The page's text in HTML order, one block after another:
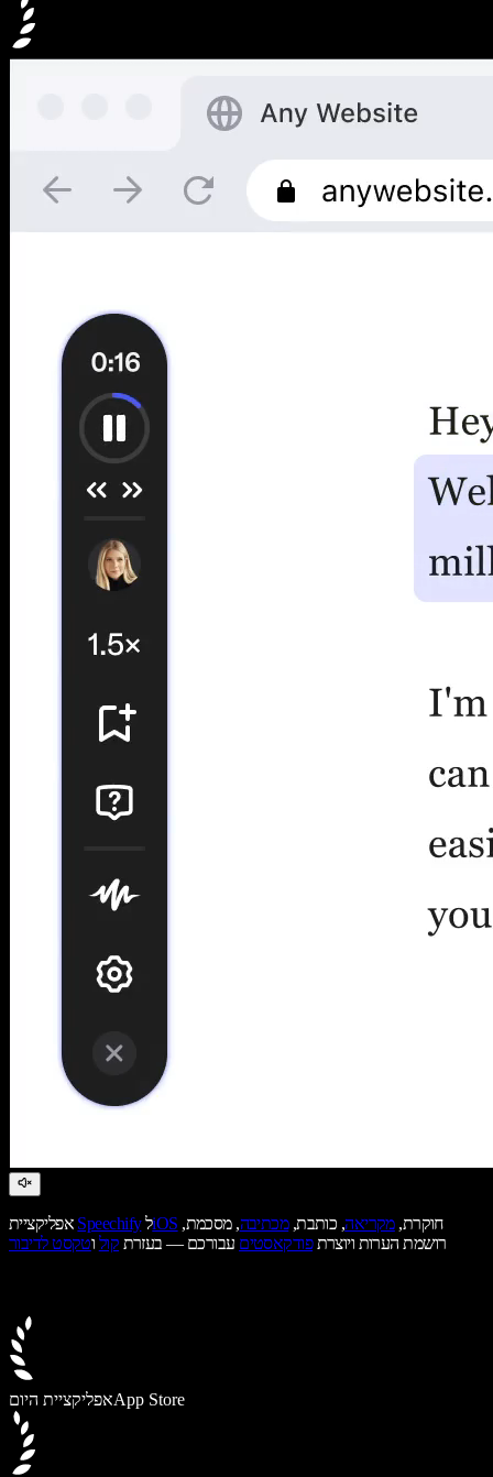
אפליקציית Speechify לiOS חוקרת,מקריאה, כותבת,מכתיבה, מסכמת,
רושמת הערות ויוצרתפודקאסטים עבורכם — בעזרת קול וטקסט לדיבור
אפליקציית היוםApp Store